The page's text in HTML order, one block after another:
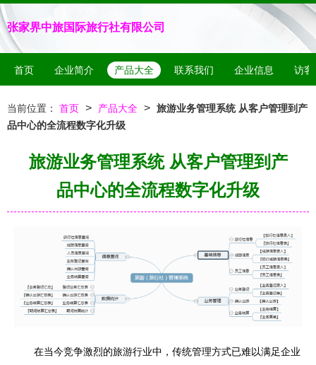
张家界中旅国际旅行社有限公司
首页 企业简介 产品大全 联系我们 企业信息 访客
当前位置： 首页 > 产品大全 > 旅游业务管理系统 从客户管理到产
品中心的全流程数字化升级
旅游业务管理系统 从客户管理到产
品中心的全流程数字化升级
在当今竞争激烈的旅游行业中，传统管理方式已难以满足企业